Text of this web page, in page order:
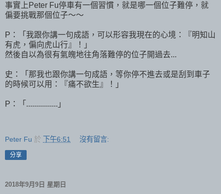
事實上Peter Fu停車有一個習慣，就是哪一個位子難停，就
偏要挑戰那個位子～～
P：「我跟你講一句成語，可以形容我現在的心境：『明知山
有虎，偏向虎山行』！」
然後自以為很有氣魄地往角落難停的位子開過去...
史：「那我也跟你講一句成語，等你停不進去或是刮到車子
的時候可以用：『痛不欲生』！」
P：「................」
Peter Fu 於 下午6:51 沒有留言:
分享
2018年9月9日 星期日